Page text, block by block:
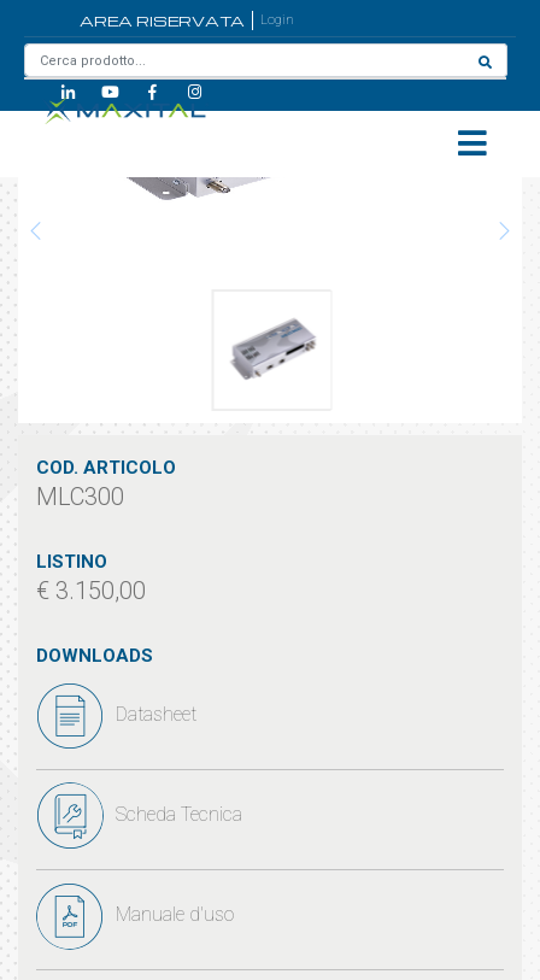
AREA RISERVATA Login
COD. ARTICOLO
MLC300
LISTINO
€ 3.150,00
DOWNLOADS
Datasheet
Scheda Tecnica
Manuale d'uso